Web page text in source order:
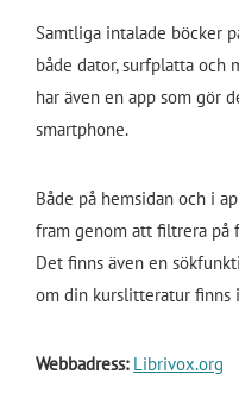
Samtliga intalade böcker
både dator, surfplatta och
har även en app som gör
smartphone.
Både på hemsidan och i
fram genom att filtrera på
Det finns även en
om din kurslitteratur finns
Webbadress: Librivox.org